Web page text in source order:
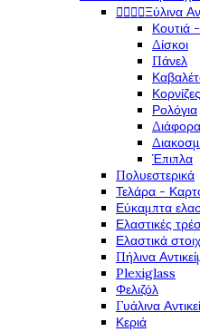
Ξύλινα
Κουτιά
Δίσκοι
Πάνελ
Κορνίζες
Ρολόγια
Έπιπλα
Πολυεστερικά
Τελάρα -
Εύκαμπτα
Ελαστικές
Ελαστικά
Πήλινα
Plexiglass
Φελιζόλ
Γυάλινα
Κεριά